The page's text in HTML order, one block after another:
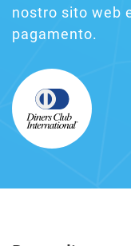
nostro sito web
pagamento.